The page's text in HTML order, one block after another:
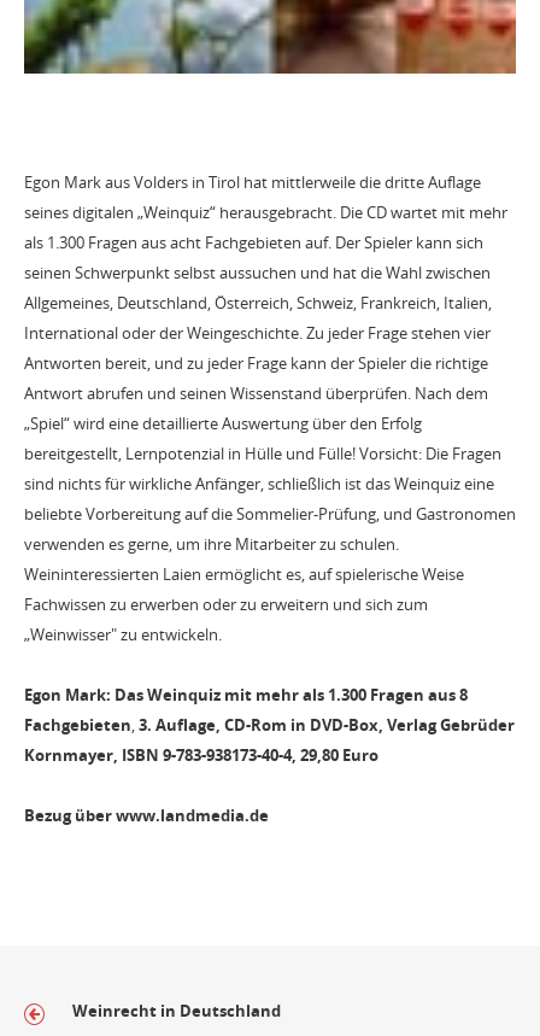
Egon Mark aus Volders in Tirol hat mittlerweile die dritte Auflage
seines digitalen „Weinquiz“ herausgebracht. Die CD wartet mit mehr
als 1.300 Fragen aus acht Fachgebieten auf. Der Spieler kann sich
seinen Schwerpunkt selbst aussuchen und hat die Wahl zwischen
Allgemeines, Deutschland, Österreich, Schweiz, Frankreich, Italien,
International oder der Weingeschichte. Zu jeder Frage stehen vier
Antworten bereit, und zu jeder Frage kann der Spieler die richtige
Antwort abrufen und seinen Wissenstand überprüfen. Nach dem
„Spiel“ wird eine detaillierte Auswertung über den Erfolg
bereitgestellt, Lernpotenzial in Hülle und Fülle! Vorsicht: Die Fragen
sind nichts für wirkliche Anfänger, schließlich ist das Weinquiz eine
beliebte Vorbereitung auf die Sommelier-Prüfung, und Gastronomen
verwenden es gerne, um ihre Mitarbeiter zu schulen.
Weininteressierten Laien ermöglicht es, auf spielerische Weise
Fachwissen zu erwerben oder zu erweitern und sich zum
„Weinwisser" zu entwickeln.
Egon Mark: Das Weinquiz mit mehr als 1.300 Fragen aus 8
Fachgebieten,3. Auflage, CD-Rom in DVD-Box, Verlag Gebrüder
Kornmayer, ISBN 9-783-938173-40-4, 29,80 Euro
Bezug über www.landmedia.de
Weinrecht in Deutschland